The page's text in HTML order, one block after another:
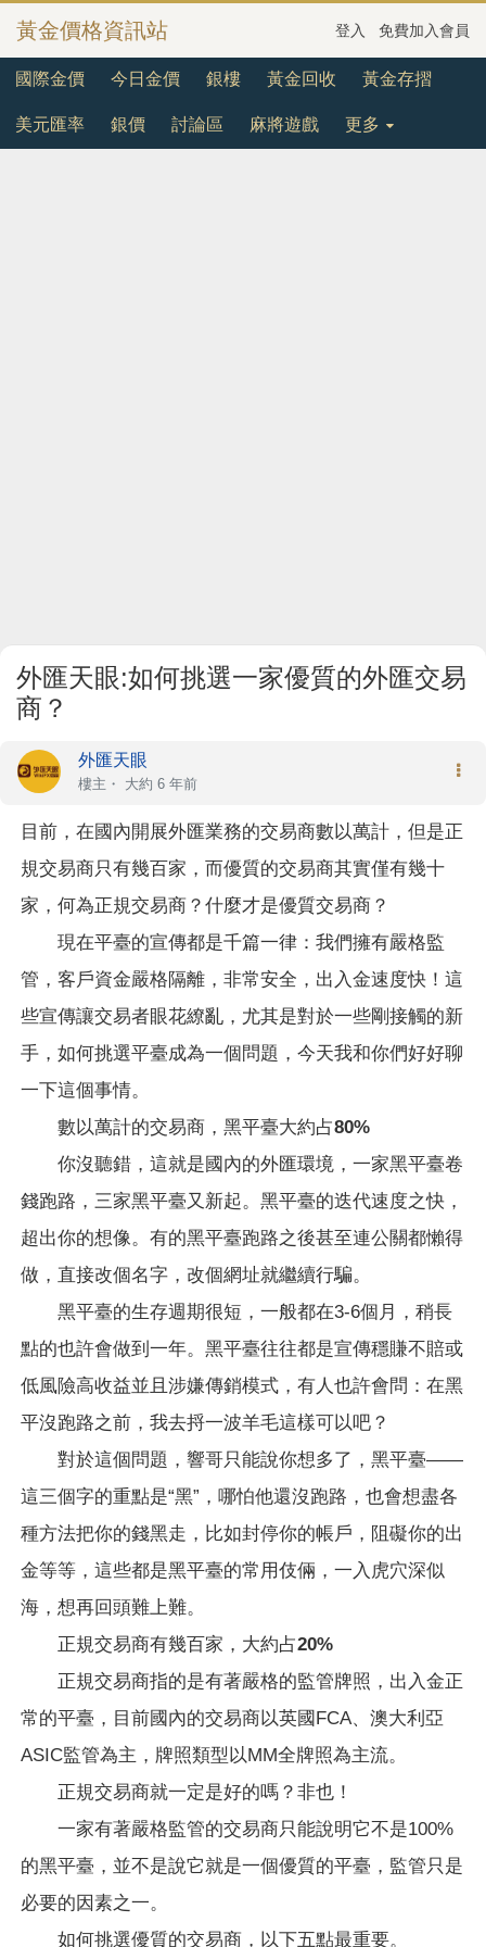
黃金價格資訊站 登入 免費加入會員
國際金價 今日金價 銀樓 黃金回收 黃金存摺
美元匯率 銀價 討論區 麻將遊戲 更多
外匯天眼:如何挑選一家優質的外匯交易
商？
外匯天眼
樓主 ・ 大約 6 年前
目前，在國內開展外匯業務的交易商數以萬計，但是正
規交易商只有幾百家，而優質的交易商其實僅有幾十
家，何為正規交易商？什麼才是優質交易商？
現在平臺的宣傳都是千篇一律：我們擁有嚴格監
管，客戶資金嚴格隔離，非常安全，出入金速度快！這
些宣傳讓交易者眼花繚亂，尤其是對於一些剛接觸的新
手，如何挑選平臺成為一個問題，今天我和你們好好聊
一下這個事情。
數以萬計的交易商，黑平臺大約占80%
你沒聽錯，這就是國內的外匯環境，一家黑平臺卷
錢跑路，三家黑平臺又新起。黑平臺的迭代速度之快，
超出你的想像。有的黑平臺跑路之後甚至連公關都懶得
做，直接改個名字，改個網址就繼續行騙。
黑平臺的生存週期很短，一般都在3-6個月，稍長
點的也許會做到一年。黑平臺往往都是宣傳穩賺不賠或
低風險高收益並且涉嫌傳銷模式，有人也許會問：在黑
平沒跑路之前，我去捋一波羊毛這樣可以吧？
對於這個問題，響哥只能說你想多了，黑平臺——
這三個字的重點是“黑”，哪怕他還沒跑路，也會想盡各
種方法把你的錢黑走，比如封停你的帳戶，阻礙你的出
金等等，這些都是黑平臺的常用伎倆，一入虎穴深似
海，想再回頭難上難。
正規交易商有幾百家，大約占20%
正規交易商指的是有著嚴格的監管牌照，出入金正
常的平臺，目前國內的交易商以英國FCA、澳大利亞
ASIC監管為主，牌照類型以MM全牌照為主流。
正規交易商就一定是好的嗎？非也！
一家有著嚴格監管的交易商只能說明它不是100%
的黑平臺，並不是說它就是一個優質的平臺，監管只是
必要的因素之一。
如何挑選優質的交易商，以下五點最重要。